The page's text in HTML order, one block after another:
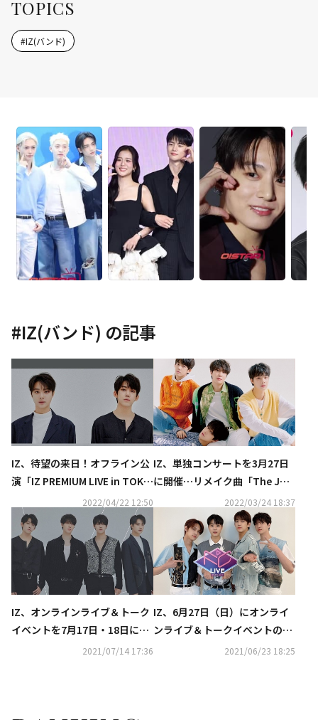
TOPICS
#IZ(バンド)
#IZ(バンド) の記事
IZ、待望の来日！オフライン公
演「IZ PREMIUM LIVE in TOKY
O 2022」5月31日まで東京で開
催中
2022/04/22 12:50
IZ、単独コンサートを3月27日
に開催…リメイク曲「The Jou
rney to myself」のステージを
2022/03/24 18:37
IZ、オンラインライブ＆トーク
イベントを7月17日・18日に開
催…日本ファンにメッセージも
2021/07/14 17:36
IZ、6月27日（日）にオンライ
ンライブ＆トークイベントの開
2021/06/23 18:25